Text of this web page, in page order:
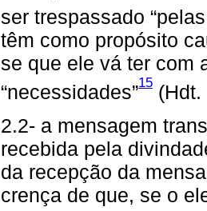
ser trespassado
têm como propósito
se que ele vá ter com
“necessidades”15 (Hdt.
2.2- a mensagem
recebida pela
da recepção da
crença de que, se o